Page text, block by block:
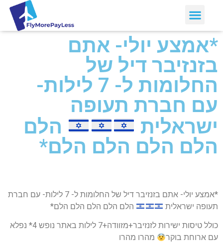
*אמצע יולי- אתם
בזנזיבר דיל של
החלומות ל- 7 לילות-
עם חברת תעופה
ישראלית
הלם
הלם הלם הלם הלם*
*אמצע יולי- אתם בזנזיבר דיל של החלומות ל- 7 לילות- עם חברת
תעופה ישראלית
הלם הלם הלם הלם הלם*
כולל טיסות ישירות לזנזיבר+מזוודה+7 לילות באתר נופש 4* נפלא
עם ארוחת בוקר
מהרו מהרו